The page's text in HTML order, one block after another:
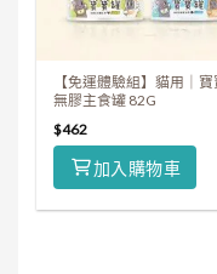
【免運體驗組】貓用｜寶
無膠主食罐 82G
$462
加入購物車